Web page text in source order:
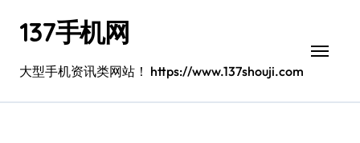
137手机网
大型手机资讯类网站！ https://www.137shouji.com